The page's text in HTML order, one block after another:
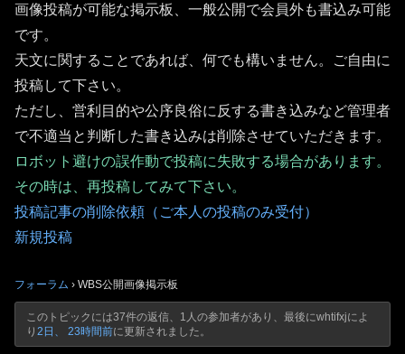
画像投稿が可能な掲示板、一般公開で会員外も書込み可能
です。
天文に関することであれば、何でも構いません。ご自由に
投稿して下さい。
ただし、営利目的や公序良俗に反する書き込みなど管理者
で不適当と判断した書き込みは削除させていただきます。
ロボット避けの誤作動で投稿に失敗する場合があります。
その時は、再投稿してみて下さい。
投稿記事の削除依頼（ご本人の投稿のみ受付）
新規投稿
フォーラム › WBS公開画像掲示板
このトピックには37件の返信、1人の参加者があり、最後にwhtifxjによ
り 2日、 23時間前に更新されました。